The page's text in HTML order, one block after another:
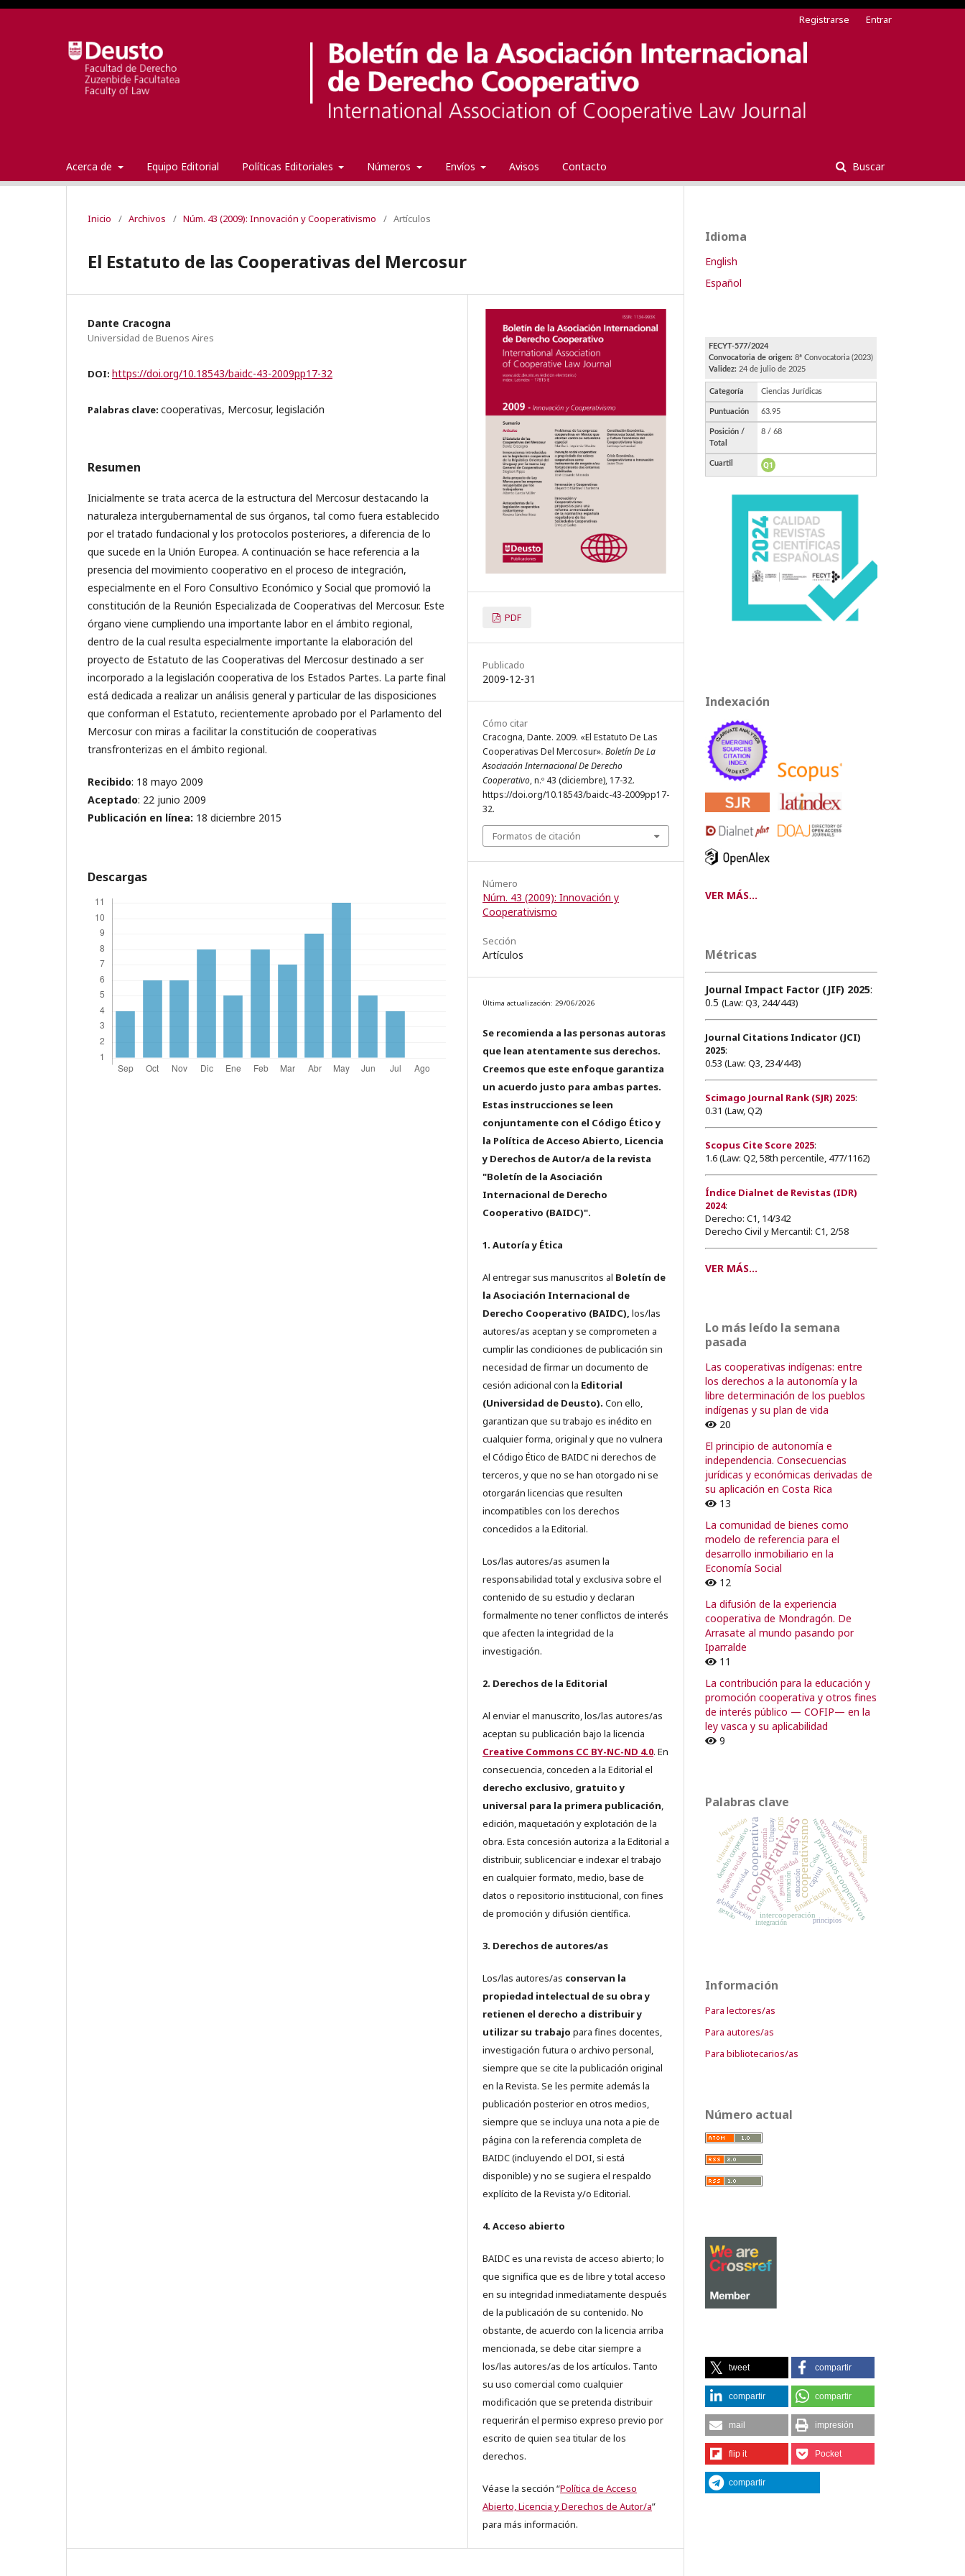
Acerca de Equipo Editorial Políticas Editoriales Números Envíos Avisos Contacto Buscar
Registrarse Entrar
Inicio / Archivos / Núm. 43 (2009): Innovación y Cooperativismo / Artículos
El Estatuto de las Cooperativas del Mercosur
Dante Cracogna
Universidad de Buenos Aires
DOI: https://doi.org/10.18543/baidc-43-2009pp17-32
Palabras clave: cooperativas, Mercosur, legislación
Resumen
Inicialmente se trata acerca de la estructura del Mercosur destacando la
naturaleza intergubernamental de sus órganos, tal como fuera establecido
por el tratado fundacional y los protocolos posteriores, a diferencia de lo
que sucede en la Unión Europea. A continuación se hace referencia a la
presencia del movimiento cooperativo en el proceso de integración,
especialmente en el Foro Consultivo Económico y Social que promovió la
constitución de la Reunión Especializada de Cooperativas del Mercosur. Este
órgano viene cumpliendo una importante labor en el ámbito regional,
dentro de la cual resulta especialmente importante la elaboración del
proyecto de Estatuto de las Cooperativas del Mercosur destinado a ser
incorporado a la legislación cooperativa de los Estados Partes. La parte final
está dedicada a realizar un análisis general y particular de las disposiciones
que conforman el Estatuto, recientemente aprobado por el Parlamento del
Mercosur con miras a facilitar la constitución de cooperativas
transfronterizas en el ámbito regional.
Recibido: 18 mayo 2009
Aceptado: 22 junio 2009
Publicación en línea: 18 diciembre 2015
Descargas
PDF
Publicado
2009-12-31
Cómo citar
Cracogna, Dante. 2009. «El Estatuto De Las
Cooperativas Del Mercosur». Boletín De La
Asociación Internacional De Derecho
Cooperativo, n.º 43 (diciembre), 17-32.
https://doi.org/10.18543/baidc-43-2009pp17-
32.
Formatos de citación
Número
Núm. 43 (2009): Innovación y
Cooperativismo
Sección
Artículos
Última actualización: 29/06/2026
Se recomienda a las personas autoras
que lean atentamente sus derechos.
Creemos que este enfoque garantiza
un acuerdo justo para ambas partes.
Estas instrucciones se leen
conjuntamente con el Código Ético y
la Política de Acceso Abierto, Licencia
y Derechos de Autor/a de la revista
"Boletín de la Asociación
Internacional de Derecho
Cooperativo (BAIDC)".
1. Autoría y Ética
Al entregar sus manuscritos al Boletín de
la Asociación Internacional de
Derecho Cooperativo (BAIDC), los/las
autores/as aceptan y se comprometen a
cumplir las condiciones de publicación sin
necesidad de firmar un documento de
cesión adicional con la Editorial
(Universidad de Deusto). Con ello,
garantizan que su trabajo es inédito en
cualquier forma, original y que no vulnera
el Código Ético de BAIDC ni derechos de
terceros, y que no se han otorgado ni se
otorgarán licencias que resulten
incompatibles con los derechos
concedidos a la Editorial.
Los/las autores/as asumen la
responsabilidad total y exclusiva sobre el
contenido de su estudio y declaran
formalmente no tener conflictos de interés
que afecten la integridad de la
investigación.
2. Derechos de la Editorial
Al enviar el manuscrito, los/las autores/as
aceptan su publicación bajo la licencia
Creative Commons CC BY-NC-ND 4.0. En
consecuencia, conceden a la Editorial el
derecho exclusivo, gratuito y
universal para la primera publicación,
edición, maquetación y explotación de la
obra. Esta concesión autoriza a la Editorial a
distribuir, sublicenciar e indexar el trabajo
en cualquier formato, medio, base de
datos o repositorio institucional, con fines
de promoción y difusión científica.
3. Derechos de autores/as
Los/las autores/as conservan la
propiedad intelectual de su obra y
retienen el derecho a distribuir y
utilizar su trabajo para fines docentes,
investigación futura o archivo personal,
siempre que se cite la publicación original
en la Revista. Se les permite además la
publicación posterior en otros medios,
siempre que se incluya una nota a pie de
página con la referencia completa de
BAIDC (incluyendo el DOI, si está
disponible) y no se sugiera el respaldo
explícito de la Revista y/o Editorial.
4. Acceso abierto
BAIDC es una revista de acceso abierto; lo
que significa que es de libre y total acceso
en su integridad inmediatamente después
de la publicación de su contenido. No
obstante, de acuerdo con la licencia arriba
mencionada, se debe citar siempre a
los/las autores/as de los artículos. Tanto
su uso comercial como cualquier
modificación que se pretenda distribuir
requerirán el permiso expreso previo por
escrito de quien sea titular de los
derechos.
Véase la sección “Política de Acceso
Abierto, Licencia y Derechos de Autor/a”
para más información.
Idioma
English
Español
Indexación
VER MÁS...
Métricas
Journal Impact Factor (JIF) 2025:
0.5 (Law: Q3, 244/443)
Journal Citations Indicator (JCI)
2025:
0.53 (Law: Q3, 234/443)
Scimago Journal Rank (SJR) 2025:
0.31 (Law, Q2)
Scopus Cite Score 2025:
1.6 (Law: Q2, 58th percentile, 477/1162)
Índice Dialnet de Revistas (IDR)
2024:
Derecho: C1, 14/342
Derecho Civil y Mercantil: C1, 2/58
VER MÁS...
Lo más leído la semana
pasada
Las cooperativas indígenas: entre
los derechos a la autonomía y la
libre determinación de los pueblos
indígenas y su plan de vida
20
El principio de autonomía e
independencia. Consecuencias
jurídicas y económicas derivadas de
su aplicación en Costa Rica
13
La comunidad de bienes como
modelo de referencia para el
desarrollo inmobiliario en la
Economía Social
12
La difusión de la experiencia
cooperativa de Mondragón. De
Arrasate al mundo pasando por
Iparralde
11
La contribución para la educación y
promoción cooperativa y otros fines
de interés público — COFIP— en la
ley vasca y su aplicabilidad
9
Palabras clave
cooperativascooperativismo
cooperativa principios cooperativos
economía social
financiación
capital
intercooperación
fiscalidad
transformación
educación
derecho cooperativo
órganos sociales democracia
globalización
innovación
desarrollo capital social
universidad
Cuba
autonomía
legislación Uruguay
crisis
España formación
Euskadi
integración
aportaciones
tributación
principios
reservas
registro
empresas
Brasil
gestão
gestión
ODS
Información
Para lectores/as
Para autores/as
Para bibliotecarios/as
Número actual
tweet compartir
compartir compartir
mail impresión
flip it Pocket
compartir